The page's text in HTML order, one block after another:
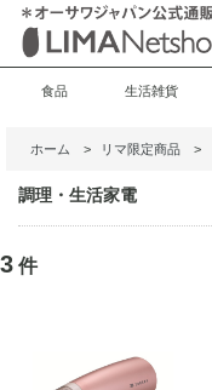
食品 生活雑貨
ホーム > リマ限定商品 >
調理・生活家電
3 件